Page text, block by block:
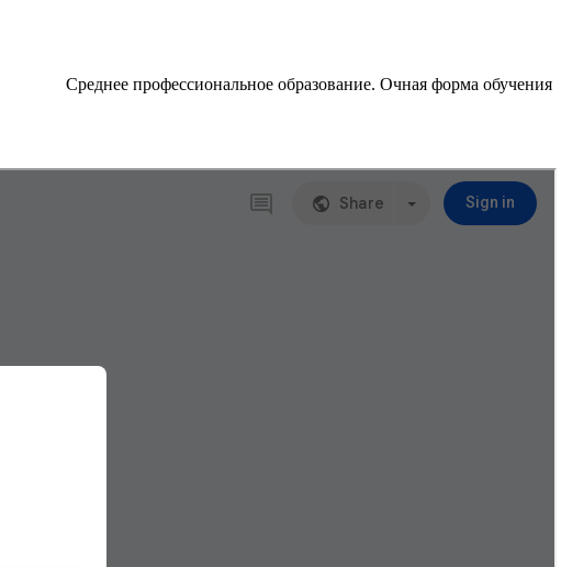
Среднее профессиональное образование. Очная форма обучения